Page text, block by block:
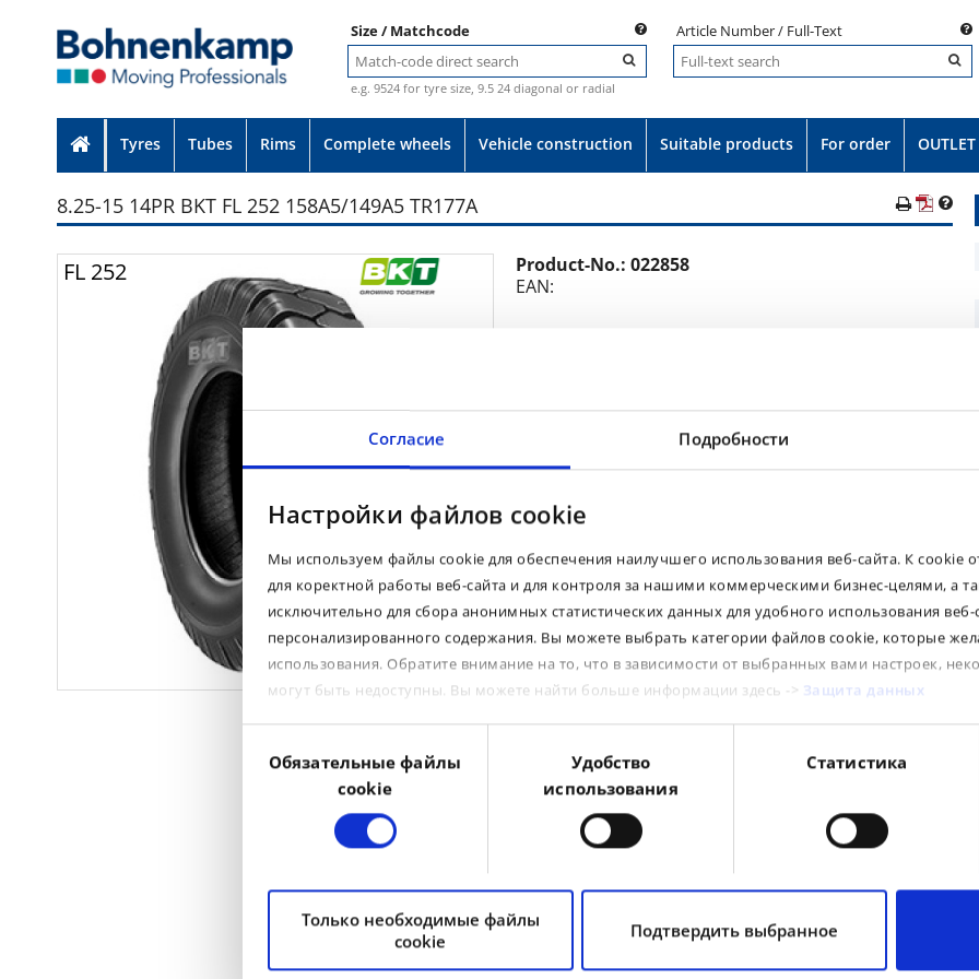
Согласие Подробности
Настройки файлов cookie
Мы используем файлы cookie для обеспечения наилучшего использования веб-сайта. К cookie
для коректной работы веб-сайта и для контроля за нашими коммерческими бизнес-целями, а
исключительно для сбора анонимных статистических данных для удобного использования
персонализированного содержания. Вы можете выбрать категории файлов cookie, которые
использования. Обратите внимание на то, что в зависимости от выбранных вами настроек,
могут быть недоступны. Вы можете найти больше информации здесь -> Защита данных
согласия
Обязательные файлы
cookie
Удобство
использования
Статистика
Только необходимые файлы
cookie
Подтвердить выбранное
Article Number / Full-Text
Size / Matchcode
e.g. 9524 for tyre size, 9.5 24 diagonal or radial
Tyres Tubes Rims Complete wheels Vehicle construction Suitable products For order OUTLET
8.25-15 14PR BKT FL 252 158A5/149A5 TR177A
FL 252 Photo provided without guarantee Product-No.: 022858
EAN:
Dear Clients! If you see a "0" in the stock column
for the product you need, please contact our
sales office. Perhaps the goods are on their way
and will arrive at our warehouses in the near
future, or we will be able to bring them from
Suitable products
tube